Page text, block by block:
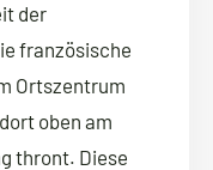
der
französische
Ortszentrum
oben am
thront. Diese